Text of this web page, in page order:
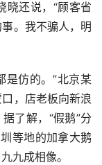
晓还说，“顾客省
。我不骗人，明
是仿的。”北京某
，店老板向新浪
了解，“假鹅”分
等地的加拿大鹅
九成相像。